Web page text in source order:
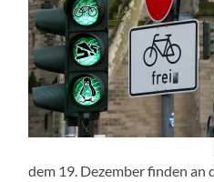
dem 19. Dezember finden